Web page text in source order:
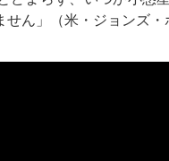
ん」（米・ジョンズ